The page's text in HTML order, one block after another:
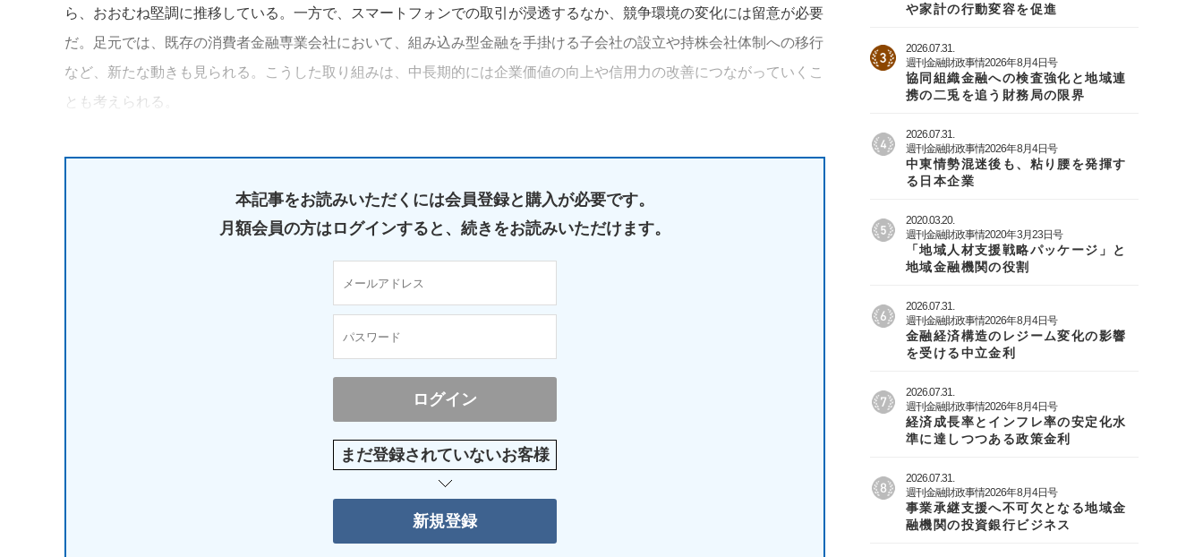
ら、おおむね堅調に推移している。一方で、スマートフォンでの取引が浸透するなか、競争環境の変化には留意が必要
だ。足元では、既存の消費者金融専業会社において、組み込み型金融を手掛ける子会社の設立や持株会社体制への移行
など、新たな動きも見られる。こうした取り組みは、中長期的には企業価値の向上や信用力の改善につながっていくこ
とも考えられる。
本記事をお読みいただくには会員登録と購入が必要です。
月額会員の方はログインすると、 続きをお読みいただけます。
まだ登録されていないお客様
や家計の行動変容を促進
2026.07.31.
週刊金融財政事情2026年8月4日号
協同組織金融への検査強化と地域連
携の二兎を追う財務局の限界
2026.07.31.
週刊金融財政事情2026年8月4日号
中東情勢混迷後も、粘り腰を発揮す
る日本企業
2020.03.20.
週刊金融財政事情2020年3月23日号
「地域人材支援戦略パッケージ」と
地域金融機関の役割
2026.07.31.
週刊金融財政事情2026年8月4日号
金融経済構造のレジーム変化の影響
を受ける中立金利
2026.07.31.
週刊金融財政事情2026年8月4日号
経済成長率とインフレ率の安定化水
準に達しつつある政策金利
2026.07.31.
週刊金融財政事情2026年8月4日号
事業承継支援へ不可欠となる地域金
融機関の投資銀行ビジネス